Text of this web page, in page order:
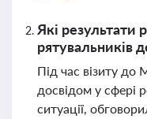
Які результати
рятувальників
Під час візиту до
досвідом у сфері
ситуації,